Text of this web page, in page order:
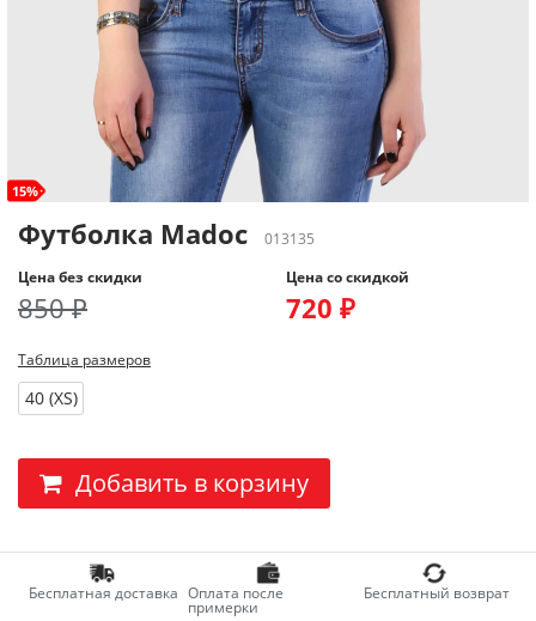
15%
Футболка Madoc
013135
Цена без скидки
850 ₽
Цена со скидкой
720 ₽
Таблица размеров
40 (XS)
Добавить в корзину
Бесплатная доставка Оплата после
примерки
Бесплатный возврат